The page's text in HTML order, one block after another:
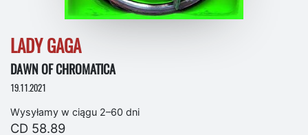
LADY GAGA
DAWN OF CHROMATICA
19.11.2021
Wysyłamy w ciągu 2–60 dni
CD 58.89